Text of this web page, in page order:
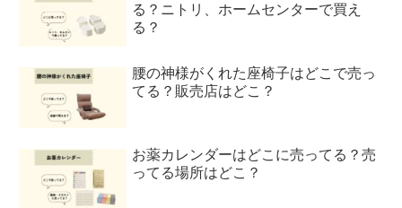
る？ニトリ、ホームセンターで買え
る？
腰の神様がくれた座椅子はどこで売っ
てる？販売店はどこ？
お薬カレンダーはどこに売ってる？売
ってる場所はどこ？